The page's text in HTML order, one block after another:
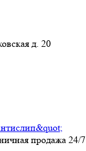
д. 20
продажа 24/7